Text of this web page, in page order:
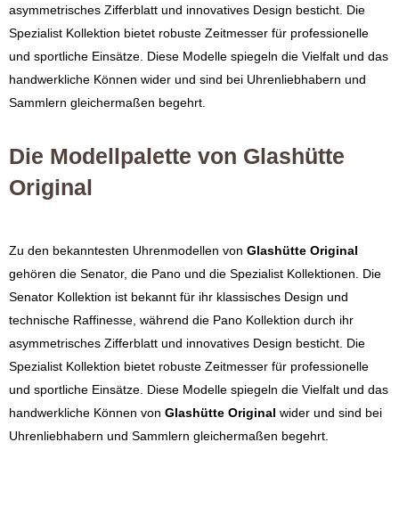
asymmetrisches Zifferblatt und innovatives Design besticht. Die
Spezialist Kollektion bietet robuste Zeitmesser für professionelle
und sportliche Einsätze. Diese Modelle spiegeln die Vielfalt und das
handwerkliche Können wider und sind bei Uhrenliebhabern und
Sammlern gleichermaßen begehrt.
Die Modellpalette von Glashütte
Original
Zu den bekanntesten Uhrenmodellen von Glashütte Original
gehören die Senator, die Pano und die Spezialist Kollektionen. Die
Senator Kollektion ist bekannt für ihr klassisches Design und
technische Raffinesse, während die Pano Kollektion durch ihr
asymmetrisches Zifferblatt und innovatives Design besticht. Die
Spezialist Kollektion bietet robuste Zeitmesser für professionelle
und sportliche Einsätze. Diese Modelle spiegeln die Vielfalt und das
handwerkliche Können von Glashütte Original wider und sind bei
Uhrenliebhabern und Sammlern gleichermaßen begehrt.